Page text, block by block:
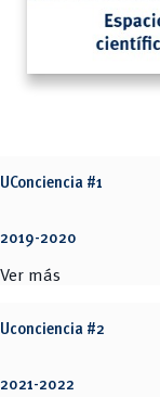
UConciencia #1
2019-2020
Ver más
Uconciencia #2
2021-2022